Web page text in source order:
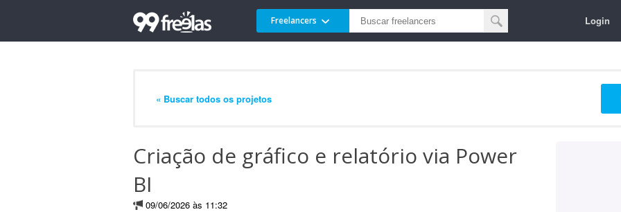
Freelancers Login
« Buscar todos os projetos
Criação de gráfico e relatório via Power
BI
09/06/2026 às 11:32